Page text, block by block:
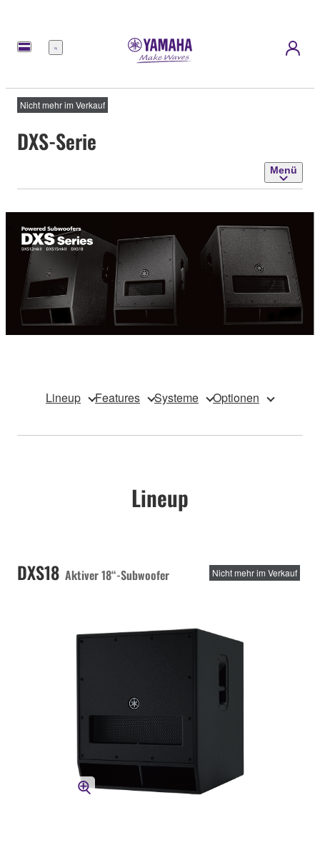
Menü
Nicht mehr im Verkauf
DXS-Serie
Menü
Lineup Features Systeme Optionen
Lineup
DXS18 Aktiver 18“-Subwoofer Nicht mehr im Verkauf